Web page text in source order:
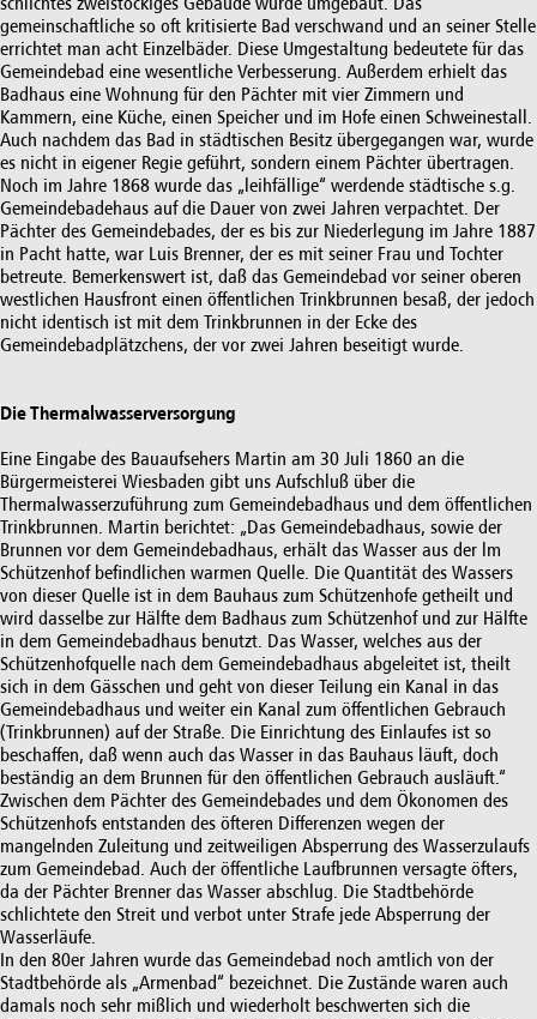
schlichtes zweistöckiges Gebäude wurde umgebaut. Das
gemeinschaftliche so oft kritisierte Bad verschwand und an seiner Stelle
errichtet man acht Einzelbäder. Diese Umgestaltung bedeutete für das
Gemeindebad eine wesentliche Verbesserung. Außerdem erhielt das
Badhaus eine Wohnung für den Pächter mit vier Zimmern und
Kammern, eine Küche, einen Speicher und im Hofe einen Schweinestall.
Auch nachdem das Bad in städtischen Besitz übergegangen war, wurde
es nicht in eigener Regie geführt, sondern einem Pächter übertragen.
Noch im Jahre 1868 wurde das „leihfällige“ werdende städtische s.g.
Gemeindebadehaus auf die Dauer von zwei Jahren verpachtet. Der
Pächter des Gemeindebades, der es bis zur Niederlegung im Jahre 1887
in Pacht hatte, war Luis Brenner, der es mit seiner Frau und Tochter
betreute. Bemerkenswert ist, daß das Gemeindebad vor seiner oberen
westlichen Hausfront einen öffentlichen Trinkbrunnen besaß, der jedoch
nicht identisch ist mit dem Trinkbrunnen in der Ecke des
Gemeindebadplätzchens, der vor zwei Jahren beseitigt wurde.
Die Thermalwasserversorgung
Eine Eingabe des Bauaufsehers Martin am 30 Juli 1860 an die
Bürgermeisterei Wiesbaden gibt uns Aufschluß über die
Thermalwasserzuführung zum Gemeindebadhaus und dem öffentlichen
Trinkbrunnen. Martin berichtet: „Das Gemeindebadhaus, sowie der
Brunnen vor dem Gemeindebadhaus, erhält das Wasser aus der lm
Schützenhof befindlichen warmen Quelle. Die Quantität des Wassers
von dieser Quelle ist in dem Bauhaus zum Schützenhofe getheilt und
wird dasselbe zur Hälfte dem Badhaus zum Schützenhof und zur Hälfte
in dem Gemeindebadhaus benutzt. Das Wasser, welches aus der
Schützenhofquelle nach dem Gemeindebadhaus abgeleitet ist, theilt
sich in dem Gässchen und geht von dieser Teilung ein Kanal in das
Gemeindebadhaus und weiter ein Kanal zum öffentlichen Gebrauch
(Trinkbrunnen) auf der Straße. Die Einrichtung des Einlaufes ist so
beschaffen, daß wenn auch das Wasser in das Bauhaus läuft, doch
beständig an dem Brunnen für den öffentlichen Gebrauch ausläuft.“
Zwischen dem Pächter des Gemeindebades und dem Ökonomen des
Schützenhofs entstanden des öfteren Differenzen wegen der
mangelnden Zuleitung und zeitweiligen Absperrung des Wasserzulaufs
zum Gemeindebad. Auch der öffentliche Laufbrunnen versagte öfters,
da der Pächter Brenner das Wasser abschlug. Die Stadtbehörde
schlichtete den Streit und verbot unter Strafe jede Absperrung der
Wasserläufe.
In den 80er Jahren wurde das Gemeindebad noch amtlich von der
Stadtbehörde als „Armenbad“ bezeichnet. Die Zustände waren auch
damals noch sehr mißlich und wiederholt beschwerten sich die